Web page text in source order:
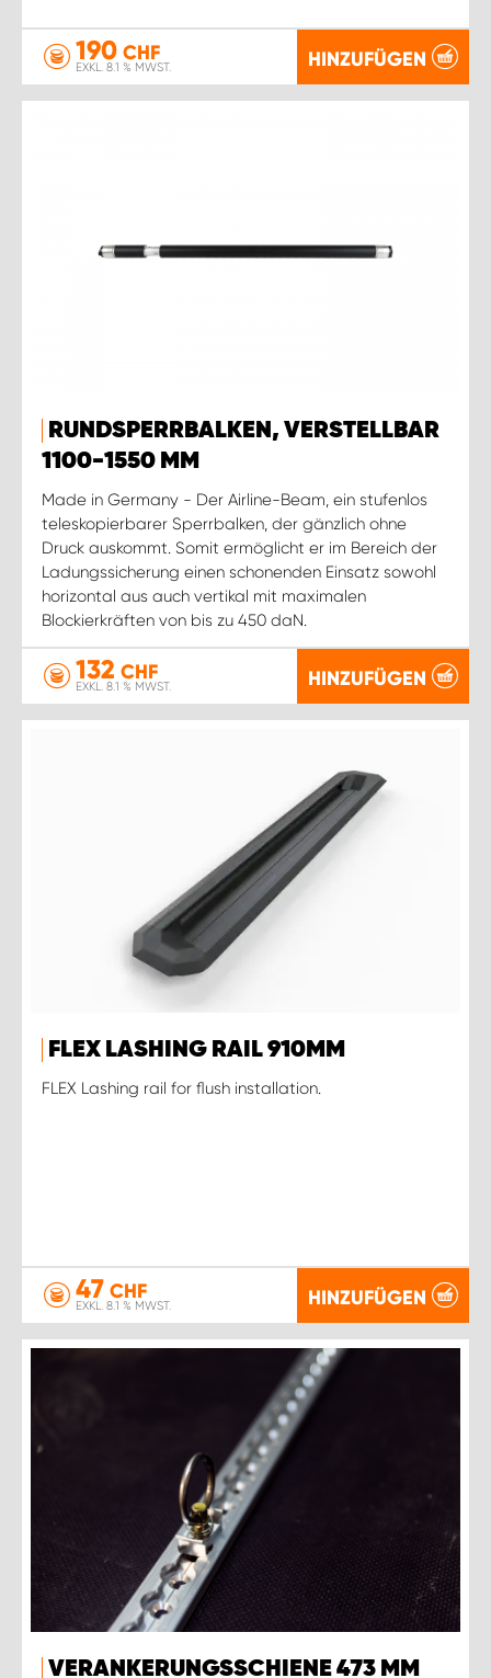
190 CHF
EXKL. 8.1 % MWST. HINZUFÜGEN
RUNDSPERRBALKEN, VERSTELLBAR
1100-1550 MM
Made in Germany - Der Airline-Beam, ein stufenlos
teleskopierbarer Sperrbalken, der gänzlich ohne
Druck auskommt. Somit ermöglicht er im Bereich der
Ladungssicherung einen schonenden Einsatz sowohl
horizontal aus auch vertikal mit maximalen
Blockierkräften von bis zu 450 daN.
132 CHF
EXKL. 8.1 % MWST. HINZUFÜGEN
FLEX LASHING RAIL 910MM
FLEX Lashing rail for flush installation.
47 CHF
EXKL. 8.1 % MWST. HINZUFÜGEN
VERANKERUNGSSCHIENE 473 MM